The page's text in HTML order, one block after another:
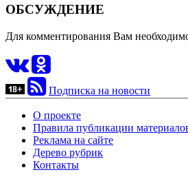
ОБСУЖДЕНИЕ
Для комментирования Вам
Подписка на новости
О проекте
Правила публикации
Реклама на сайте
Дерево рубрик
Контакты